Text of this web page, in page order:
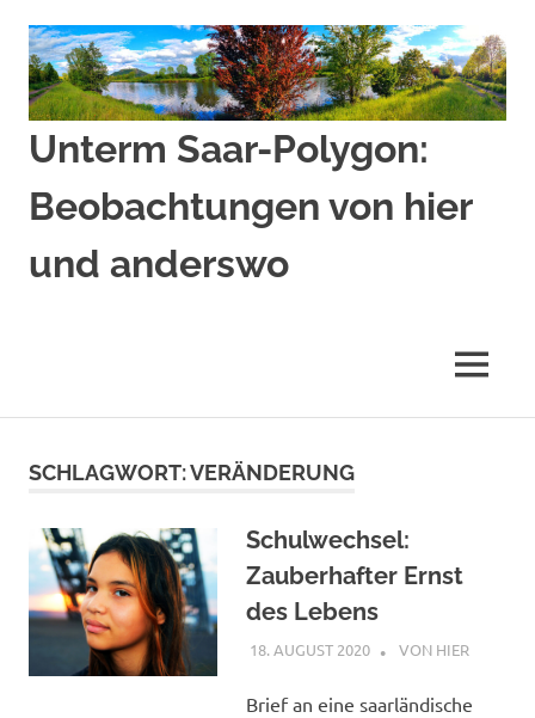
Inhalt
springen
Unterm Saar-Polygon:
Beobachtungen von hier
und anderswo
MENÜ
SCHLAGWORT:VERÄNDERUNG
Schulwechsel:
Zauberhafter Ernst
des Lebens
18. AUGUST 2020 STEPHAN
VON HIER
Brief an eine saarländische